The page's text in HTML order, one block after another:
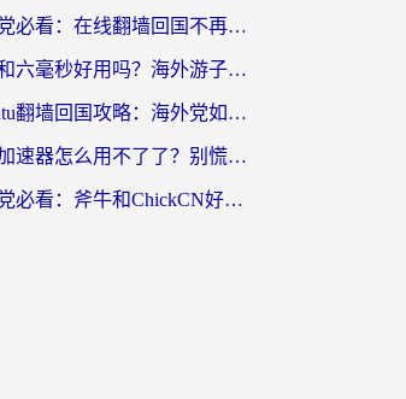
海外党必看：在线翻墙回国不再难！教你选对加速器无缝刷国内资源
云极和六毫秒好用吗？海外游子解锁国内资源的真实答案
Ubuntu翻墙回国攻略：海外党如何选对加速器，无缝刷国内剧玩游戏？
归雁加速器怎么用不了了？别慌，这篇指南教你如何丝滑“回家”
海外党必看：斧牛和ChickCN好用吗？3款热门加速器实测+番茄加速器深度体验